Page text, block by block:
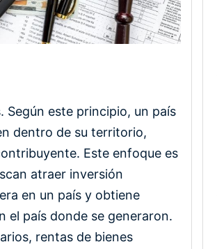
Según este principio, un país
dentro de su territorio,
Este enfoque es
atraer inversión
en un país y obtiene
el país donde se generaron.
rentas de bienes